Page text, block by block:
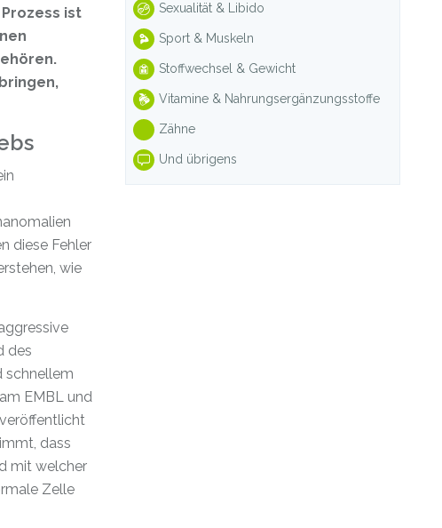
ist
diese Fehler
wie
des
schnellem
EMBL und
dass
mit welcher
Zelle
Sexualität & Libido
Sport & Muskeln
Stoffwechsel & Gewicht
Vitamine & Nahrungsergänzungsstoffe
Zähne
Und übrigens